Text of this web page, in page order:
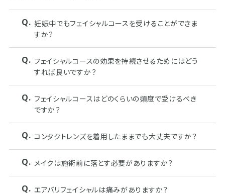
妊娠中でもフェイシャルコースを受けることができま
すか？
フェイシャルコースの効果を持続させるためにはどう
すれば良いですか？
フェイシャルコースはどのくらいの頻度で受けるべき
ですか？
コンタクトレンズを着用したままでも大丈夫ですか？
メイクは施術前に落とす必要がありますか？
エアバリフェイシャルは痛みがありますか？